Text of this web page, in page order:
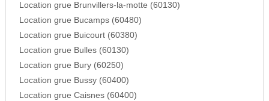
Location grue Brunvillers-la-motte (60130)
Location grue Bucamps (60480)
Location grue Buicourt (60380)
Location grue Bulles (60130)
Location grue Bury (60250)
Location grue Bussy (60400)
Location grue Caisnes (60400)